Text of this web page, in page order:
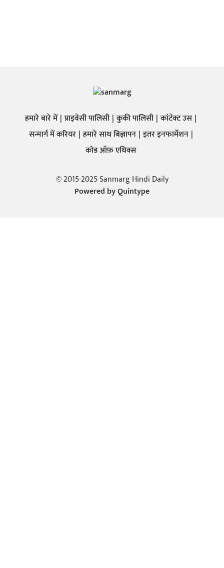
हमारे बारे में प्राइवेसी पालिसी कुकी पालिसी कांटेक्ट उस
सन्मार्ग में करियर हमारे साथ बिज्ञापन इतर इनफार्मेशन
कोड ऑफ़ एथिक्स
© 2015-2025 Sanmarg Hindi Daily
Powered byQuintype